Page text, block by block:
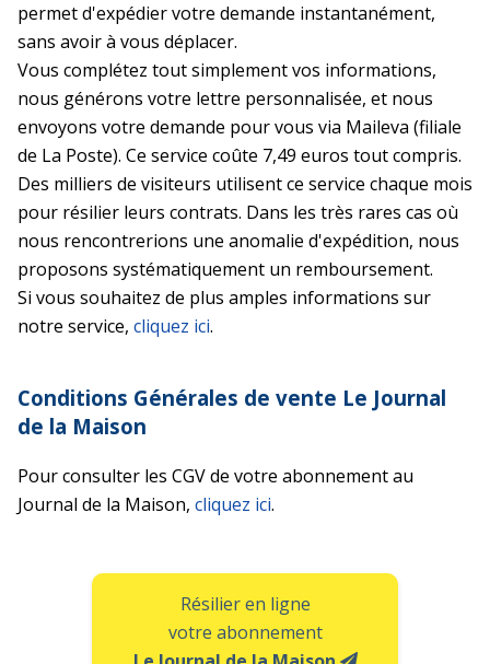
permet d'expédier votre demande instantanément,
sans avoir à vous déplacer.
Vous complétez tout simplement vos informations,
nous générons votre lettre personnalisée, et nous
envoyons votre demande pour vous via Maileva (filiale
de La Poste). Ce service coûte 7,49 euros tout compris.
Des milliers de visiteurs utilisent ce service chaque mois
pour résilier leurs contrats. Dans les très rares cas où
nous rencontrerions une anomalie d'expédition, nous
proposons systématiquement un remboursement.
Si vous souhaitez de plus amples informations sur
notre service, cliquez ici.
Conditions Générales de vente Le Journal
de la Maison
Pour consulter les CGV de votre abonnement au
Journal de la Maison, cliquez ici.
Résilier en ligne
votre abonnement